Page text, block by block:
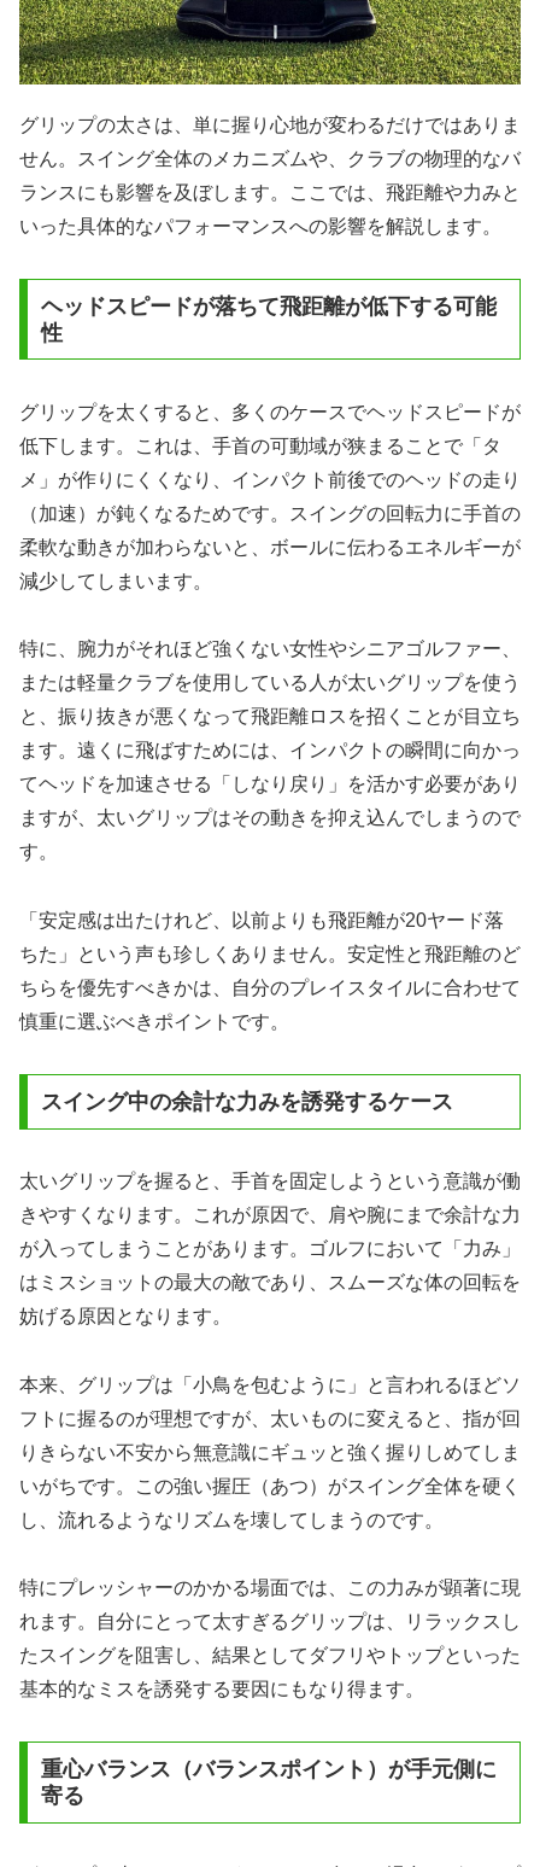
グリップの太さは、単に握り心地が変わるだけではありま
せん。スイング全体のメカニズムや、クラブの物理的なバ
ランスにも影響を及ぼします。ここでは、飛距離や力みと
いった具体的なパフォーマンスへの影響を解説します。
ヘッドスピードが落ちて飛距離が低下する可能
性
グリップを太くすると、多くのケースでヘッドスピードが
低下します。これは、手首の可動域が狭まることで「タ
メ」が作りにくくなり、インパクト前後でのヘッドの走り
（加速）が鈍くなるためです。スイングの回転力に手首の
柔軟な動きが加わらないと、ボールに伝わるエネルギーが
減少してしまいます。
特に、腕力がそれほど強くない女性やシニアゴルファー、
または軽量クラブを使用している人が太いグリップを使う
と、振り抜きが悪くなって飛距離ロスを招くことが目立ち
ます。遠くに飛ばすためには、インパクトの瞬間に向かっ
てヘッドを加速させる「しなり戻り」を活かす必要があり
ますが、太いグリップはその動きを抑え込んでしまうので
す。
「安定感は出たけれど、以前よりも飛距離が20ヤード落
ちた」という声も珍しくありません。安定性と飛距離のど
ちらを優先すべきかは、自分のプレイスタイルに合わせて
慎重に選ぶべきポイントです。
スイング中の余計な力みを誘発するケース
太いグリップを握ると、手首を固定しようという意識が働
きやすくなります。これが原因で、肩や腕にまで余計な力
が入ってしまうことがあります。ゴルフにおいて「力み」
はミスショットの最大の敵であり、スムーズな体の回転を
妨げる原因となります。
本来、グリップは「小鳥を包むように」と言われるほどソ
フトに握るのが理想ですが、太いものに変えると、指が回
りきらない不安から無意識にギュッと強く握りしめてしま
いがちです。この強い握圧（あつ）がスイング全体を硬く
し、流れるようなリズムを壊してしまうのです。
特にプレッシャーのかかる場面では、この力みが顕著に現
れます。自分にとって太すぎるグリップは、リラックスし
たスイングを阻害し、結果としてダフリやトップといった
基本的なミスを誘発する要因にもなり得ます。
重心バランス（バランスポイント）が手元側に
寄る